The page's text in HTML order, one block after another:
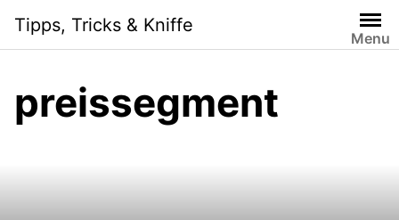
content
Tipps, Tricks & Kniffe
Menu
preissegment